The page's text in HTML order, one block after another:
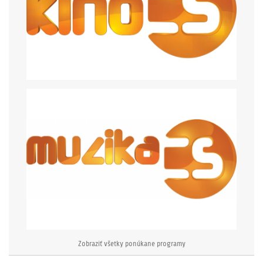
Zobraziť všetky ponúkane programy